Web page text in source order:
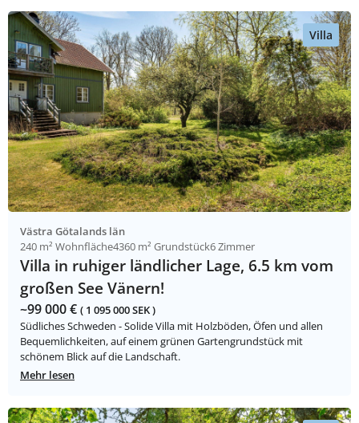
Villa
Västra Götalands län
240 m² Wohnfläche4360 m² Grundstück6 Zimmer
Villa in ruhiger ländlicher Lage, 6.5 km vom
großen See Vänern!
~99 000 € ( 1 095 000 SEK )
Südliches Schweden - Solide Villa mit Holzböden, Öfen und allen
Bequemlichkeiten, auf einem grünen Gartengrundstück mit
schönem Blick auf die Landschaft.
Mehr lesen